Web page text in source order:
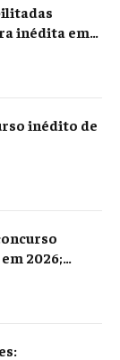
inédita em
inédito de
2026;